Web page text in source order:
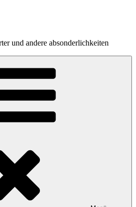
und andere absonderlichkeiten